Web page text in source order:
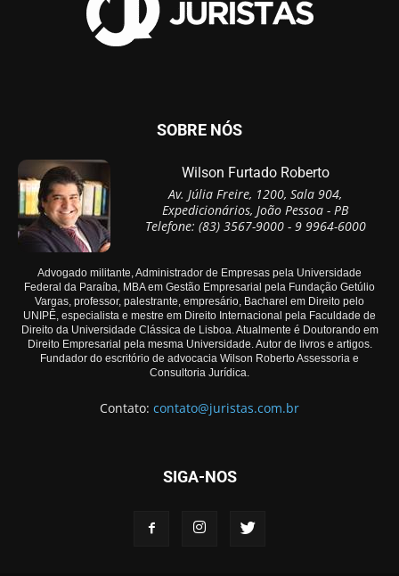
SOBRE NÓS
Wilson Furtado Roberto
Av. Júlia Freire, 1200, Sala 904,
Expedicionários, João Pessoa - PB
Telefone: (83) 3567-9000 - 9 9964-6000
Advogado militante, Administrador de Empresas pela Universidade
Federal da Paraíba, MBA em Gestão Empresarial pela Fundação Getúlio
Vargas, professor, palestrante, empresário, Bacharel em Direito pelo
UNIPÊ, especialista e mestre em Direito Internacional pela Faculdade de
Direito da Universidade Clássica de Lisboa. Atualmente é Doutorando em
Direito Empresarial pela mesma Universidade. Autor de livros e artigos.
Fundador do escritório de advocacia Wilson Roberto Assessoria e
Consultoria Jurídica.
Contato: contato@juristas.com.br
SIGA-NOS